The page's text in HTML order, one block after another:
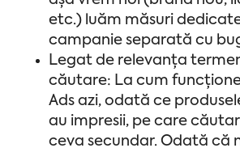
etc.) luăm măsuri
campanie separată cu
Legat de relevanța
căutare: La cum
Ads azi, odată ce
au impresii, pe care
ceva secundar. Odată că